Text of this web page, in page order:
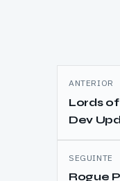
de
artigos
ANTERIOR
Lords of
Dev
SEGUINTE
Rogue